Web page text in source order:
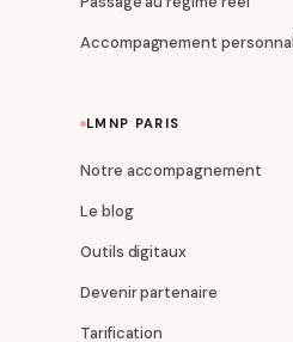
Accompagnement
LMNP PARIS
Notre accompagnement
Le blog
Outils digitaux
Devenir partenaire
Tarification